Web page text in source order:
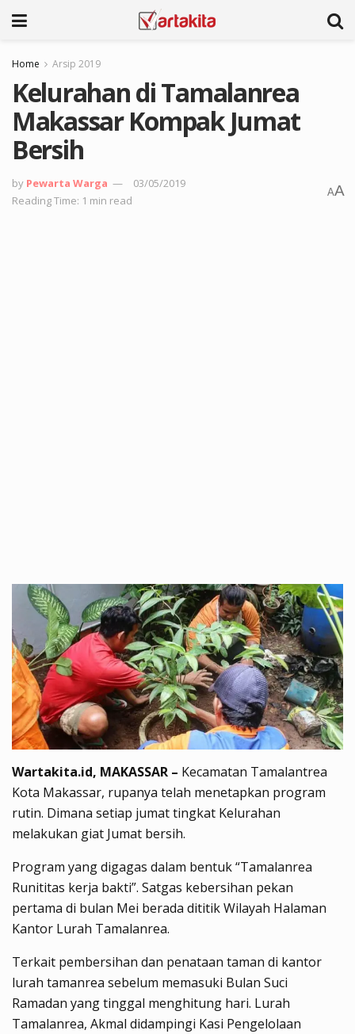
Home Arsip 2019
Kelurahan di Tamalanrea
Makassar Kompak Jumat
Bersih
by Pewarta Warga
03/05/2019
Reading Time: 1 min read
AA
Wartakita.id, MAKASSAR – Kecamatan Tamalantrea
Kota Makassar, rupanya telah menetapkan program
rutin. Dimana setiap jumat tingkat Kelurahan
melakukan giat Jumat bersih.
Program yang digagas dalam bentuk “Tamalanrea
Runititas kerja bakti”. Satgas kebersihan pekan
pertama di bulan Mei berada dititik Wilayah Halaman
Kantor Lurah Tamalanrea.
Terkait pembersihan dan penataan taman di kantor
lurah tamanrea sebelum memasuki Bulan Suci
Ramadan yang tinggal menghitung hari. Lurah
Tamalanrea, Akmal didampingi Kasi Pengelolaan